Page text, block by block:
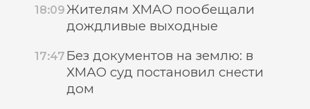
18:09Жителям ХМАО пообещали
дождливые выходные
17:47 Без документов на землю: в
ХМАО суд постановил снести
дом